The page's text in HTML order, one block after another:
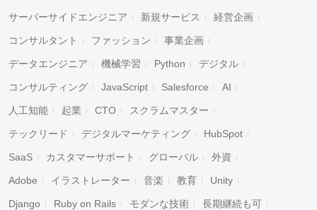
サーバーサイドエンジニア 新規サービス 経営企画
コンサルタント ファッション 事業企画
データエンジニア 機械学習 Python デジタル
コンサルティング JavaScript Salesforce AI
人工知能 起業 CTO スクラムマスター
テックリード デジタルマーケティング HubSpot
SaaS カスタマーサポート グローバル 外資
Adobe イラストレーター 音楽 教育 Unity
Django Ruby on Rails モダンな技術 長期継続も可